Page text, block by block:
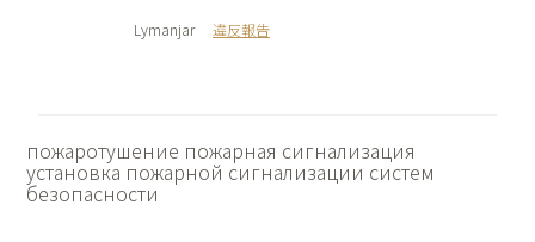
Lymanjar 違反報告
пожаротушение пожарная сигнализация
установка пожарной сигнализации систем
безопасности